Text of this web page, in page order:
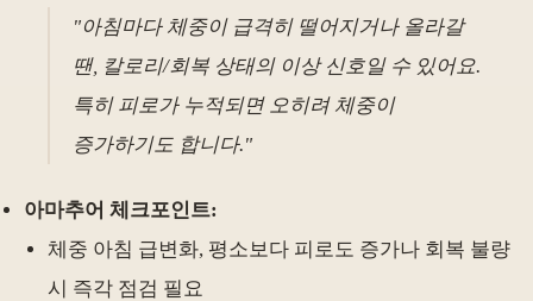
"아침마다 체중이 급격히 떨어지거나 올라갈
땐, 칼로리/회복 상태의 이상 신호일 수 있어요.
특히 피로가 누적되면 오히려 체중이
증가하기도 합니다."
아마추어 체크포인트:
체중 아침 급변화, 평소보다 피로도 증가나 회복 불량
시 즉각 점검 필요